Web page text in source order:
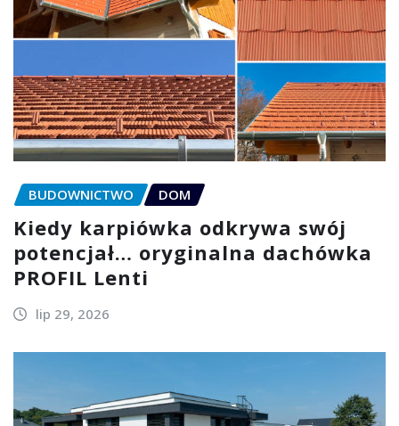
BUDOWNICTWO DOM
Kiedy karpiówka odkrywa swój
potencjał… oryginalna dachówka
PROFIL Lenti
lip 29, 2026